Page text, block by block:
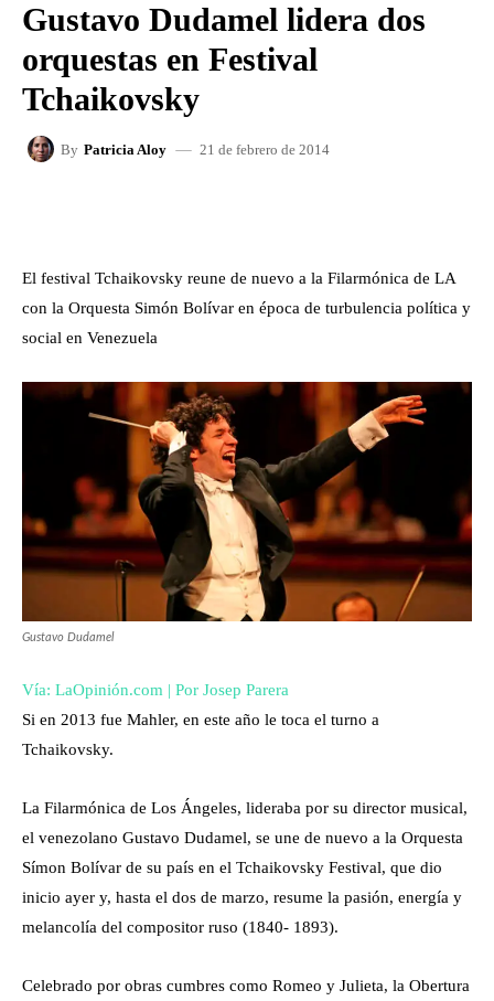
Gustavo Dudamel lidera dos
orquestas en Festival
Tchaikovsky
By Patricia Aloy 21 de febrero de 2014
El festival Tchaikovsky reune de nuevo a la Filarmónica de LA
con la Orquesta Simón Bolívar en época de turbulencia política y
social en Venezuela
Gustavo Dudamel
Vía: LaOpinión.com | Por Josep Parera
Si en 2013 fue Mahler, en este año le toca el turno a
Tchaikovsky.
La Filarmónica de Los Ángeles, lideraba por su director musical,
el venezolano Gustavo Dudamel, se une de nuevo a la Orquesta
Símon Bolívar de su país en el Tchaikovsky Festival, que dio
inicio ayer y, hasta el dos de marzo, resume la pasión, energía y
melancolía del compositor ruso (1840- 1893).
Celebrado por obras cumbres como Romeo y Julieta, la Obertura